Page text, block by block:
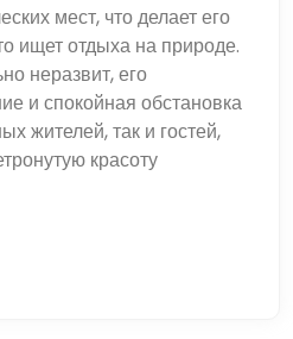
мест, что делает его
ищет отдыха на природе.
неразвит, его
и спокойная обстановка
жителей, так и гостей,
красоту